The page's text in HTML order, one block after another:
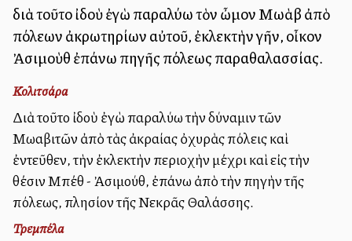
διὰ τοῦτο ἰδοὺ ἐγὼ παραλύω τὸν ὦμον Μωὰβ ἀπὸ
πόλεων ἀκρωτηρίων αὐτοῦ, ἐκλεκτὴν γῆν, οἶκον
Ἀσιμοὺθ ἐπάνω πηγῆς πόλεως παραθαλασσίας.
Κολιτσάρα
Διὰ τοῦτο ἰδοὺ ἐγὼ παραλύω τὴν δύναμιν τῶν
Μωαβιτῶν ἀπὸ τὰς ἀκραίας ὀχυρὰς πόλεις καὶ
ἐντεῦθεν, τὴν ἐκλεκτὴν περιοχὴν μέχρι καὶ εἰς τὴν
θέσιν Μπέθ - Ἀσιμούθ, ἐπάνω ἀπὸ τὴν πηγὴν τῆς
πόλεως, πλησίον τῆς Νεκρᾶς Θαλάσσης.
Τρεμπέλα